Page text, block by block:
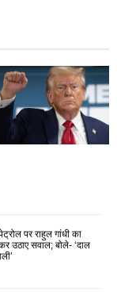
पर राहुल गांधी का
उठाए सवाल; बोले- ‘दाल